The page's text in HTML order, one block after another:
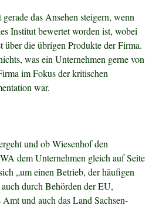
das Ansehen steigern, wenn
Institut bewertet worden ist, wobei
über die übrigen Produkte der Firma.
was ein Unternehmen gerne von
im Fokus der kritischen
war.
und ob Wiesenhof den
dem Unternehmen gleich auf Seite
„um einen Betrieb, der häufigen
durch Behörden der EU,
und auch das Land Sachsen-